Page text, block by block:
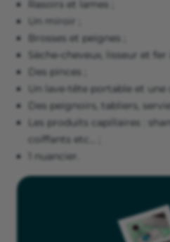
Rasoirs et lames ;
Un miroir ;
Brosses et peignes ;
Sèche-cheveux, lisseur et fer
Des pinces ;
Un lave-tête portable et une
Des peignoirs, tabliers,
Les produits capillaires :
coiffants etc… ;
1 nuancier.